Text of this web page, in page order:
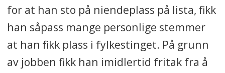
for at han sto på niendeplass på lista, fikk
han såpass mange personlige stemmer
at han fikk plass i fylkestinget. På grunn
av jobben fikk han imidlertid fritak fra å